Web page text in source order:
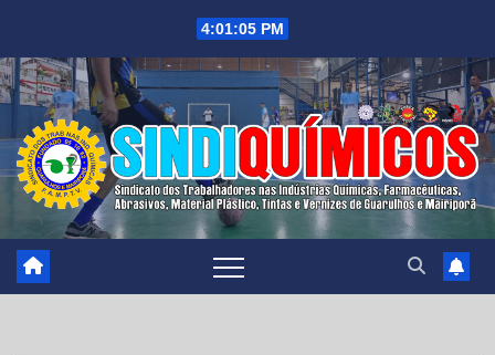
content
4:01:07 PM